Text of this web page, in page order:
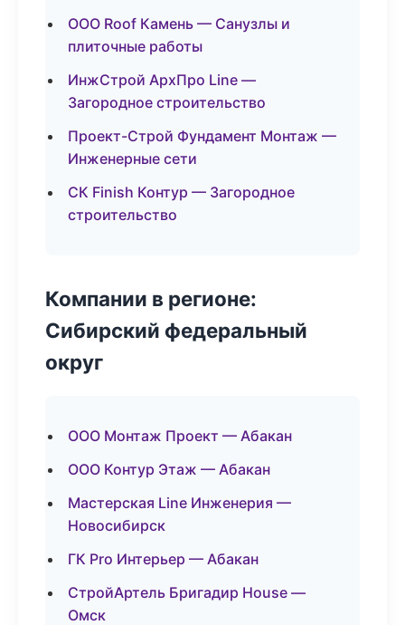
ООО Roof Камень — Санузлы и
плиточные работы
ИнжСтрой АрхПро Line —
Загородное строительство
Проект-Строй Фундамент Монтаж —
Инженерные сети
СК Finish Контур — Загородное
строительство
Компании в регионе:
Сибирский федеральный
округ
ООО Монтаж Проект — Абакан
ООО Контур Этаж — Абакан
Мастерская Line Инженерия —
Новосибирск
ГК Pro Интерьер — Абакан
СтройАртель Бригадир House —
Омск